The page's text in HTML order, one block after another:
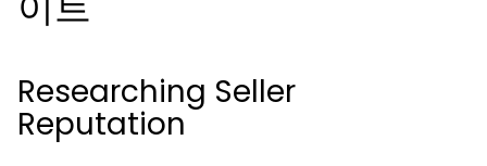
Researching Seller
Reputation